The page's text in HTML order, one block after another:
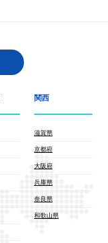
関西
滋賀県
京都府
大阪府
兵庫県
奈良県
和歌山県